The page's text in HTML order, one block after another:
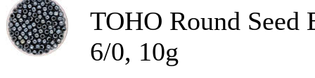
TOHO Round Seed
6/0, 10g